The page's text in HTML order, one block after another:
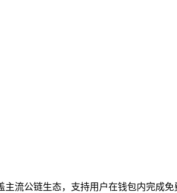
流公链生态，支持用户在钱包内完成